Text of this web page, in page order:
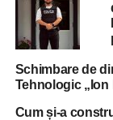
Schimbare de
Tehnologic „Ion
Cum și-a